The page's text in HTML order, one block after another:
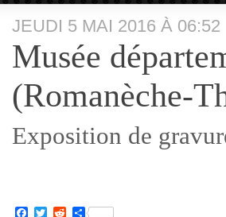
JEUDI 5 MAI 2016 À 06:52
Musée
(Romanèche-
Exposition de
Facebook
TwitterRedditPartager